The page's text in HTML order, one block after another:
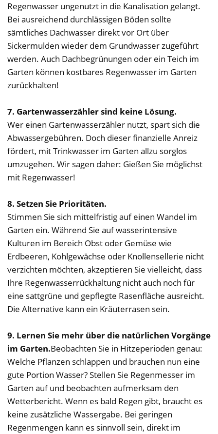
Regenwasser ungenutzt in die Kanalisation gelangt.
Bei ausreichend durchlässigen Böden sollte
sämtliches Dachwasser direkt vor Ort über
Sickermulden wieder dem Grundwasser zugeführt
werden. Auch Dachbegrünungen oder ein Teich im
Garten können kostbares Regenwasser im Garten
zurückhalten!
7. Gartenwasserzähler sind keine Lösung.
Wer einen Gartenwasserzähler nutzt, spart sich die
Abwassergebühren. Doch dieser finanzielle Anreiz
fördert, mit Trinkwasser im Garten allzu sorglos
umzugehen. Wir sagen daher: Gießen Sie möglichst
mit Regenwasser!
8. Setzen Sie Prioritäten.
Stimmen Sie sich mittelfristig auf einen Wandel im
Garten ein. Während Sie auf wasserintensive
Kulturen im Bereich Obst oder Gemüse wie
Erdbeeren, Kohlgewächse oder Knollensellerie nicht
verzichten möchten, akzeptieren Sie vielleicht, dass
Ihre Regenwasserrückhaltung nicht auch noch für
eine sattgrüne und gepflegte Rasenfläche ausreicht.
Die Alternative kann ein Kräuterrasen sein.
9. Lernen Sie mehr über die natürlichen Vorgänge
im Garten.Beobachten Sie in Hitzeperioden genau:
Welche Pflanzen schlappen und brauchen nun eine
gute Portion Wasser? Stellen Sie Regenmesser im
Garten auf und beobachten aufmerksam den
Wetterbericht. Wenn es bald Regen gibt, braucht es
keine zusätzliche Wassergabe. Bei geringen
Regenmengen kann es sinnvoll sein, direkt im